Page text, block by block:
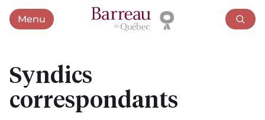
MenuOuvrir le menu
Syndics
correspondants